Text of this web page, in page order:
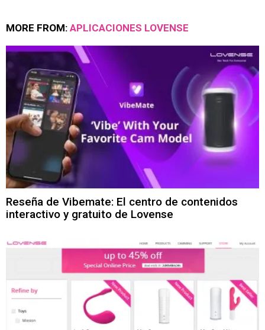
MORE FROM: APLICACIONES LOVENSE
Reseña de Vibemate: El centro de contenidos
interactivo y gratuito de Lovense